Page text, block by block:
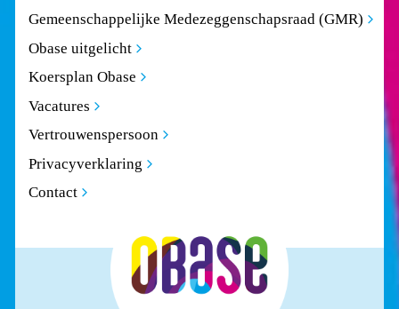
Gemeenschappelijke Medezeggenschapsraad (GMR)
Obase uitgelicht
Koersplan Obase
Vacatures
Vertrouwenspersoon
Privacyverklaring
Contact